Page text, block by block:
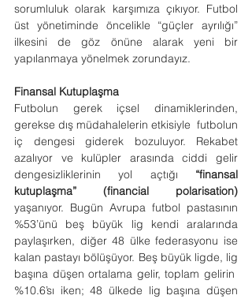
sorumluluk olarak karşımıza çıkıyor. Futbol
üst yönetiminde öncelikle “güçler ayrılığı”
ilkesini de göz önüne alarak yeni bir
yapılanmaya yönelmek zorundayız.
Finansal Kutuplaşma
Futbolun gerek içsel dinamiklerinden,
gerekse dış müdahalelerin etkisiyle  futbolun
iç dengesi giderek bozuluyor. Rekabet
azalıyor ve kulüpler arasında ciddi gelir
dengesizliklerinin yol açtığı “finansal
yaşanıyor. Bugün Avrupa futbol pastasının
%53’ünü beş büyük lig kendi aralarında
paylaşırken, diğer 48 ülke federasyonu ise
kalan pastayı bölüşüyor. Beş büyük ligde, lig
başına düşen ortalama gelir, toplam gelirin
%10.6’sı iken; 48 ülkede lig başına düşen